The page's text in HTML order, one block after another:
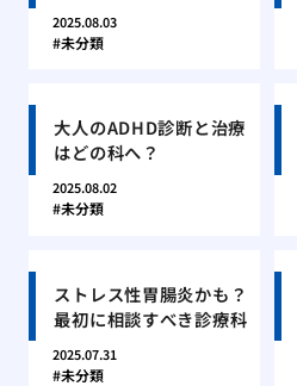
2025.08.03
未分類
大人のADHD診断と治療
はどの科へ？
2025.08.02
未分類
ストレス性胃腸炎かも？
最初に相談すべき診療科
2025.07.31
未分類